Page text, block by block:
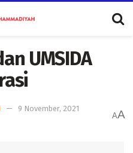
UMSIDA
9 November, 2021
AA